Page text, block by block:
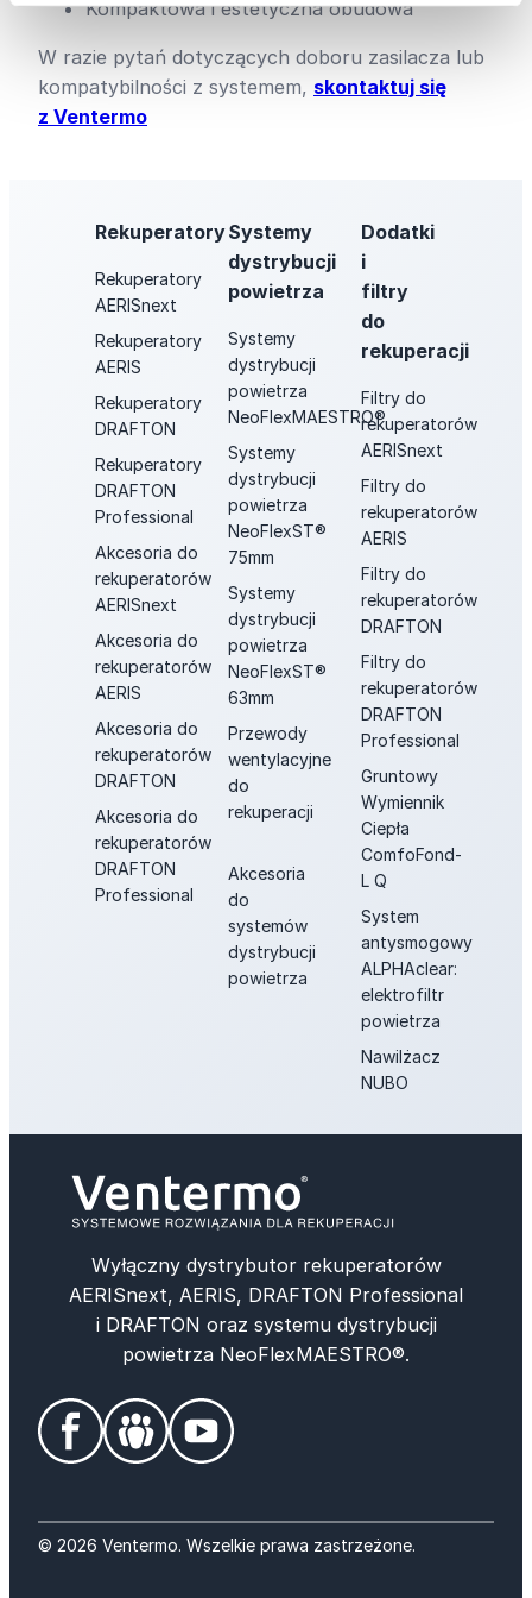
Kompaktowa i estetyczna obudowa
W razie pytań dotyczących doboru zasilacza lub
kompatybilności z systemem, skontaktuj się
z Ventermo
Rekuperatory
Rekuperatory
AERISnext
Rekuperatory
AERIS
Rekuperatory
DRAFTON
Rekuperatory
DRAFTON
Professional
Akcesoria do
rekuperatorów
AERISnext
Akcesoria do
rekuperatorów
AERIS
Akcesoria do
rekuperatorów
DRAFTON
Akcesoria do
rekuperatorów
DRAFTON
Professional
Systemy
dystrybucji
powietrza
Systemy
dystrybucji
powietrza
NeoFlexMAESTRO®
Systemy
dystrybucji
powietrza
NeoFlexST®
75mm
Systemy
dystrybucji
powietrza
NeoFlexST®
63mm
Przewody
wentylacyjne
do
rekuperacji
Akcesoria
do
systemów
dystrybucji
powietrza
Dodatki
i
filtry
do
rekuperacji
Filtry do
rekuperatorów
AERISnext
Filtry do
rekuperatorów
AERIS
Filtry do
rekuperatorów
DRAFTON
Filtry do
rekuperatorów
DRAFTON
Professional
Gruntowy
Wymiennik
Ciepła
ComfoFond-
L Q
System
antysmogowy
ALPHAclear:
elektrofiltr
powietrza
Nawilżacz
NUBO
Wyłączny dystrybutor rekuperatorów
AERISnext, AERIS, DRAFTON Professional
i DRAFTON oraz systemu dystrybucji
powietrza NeoFlexMAESTRO®.
© 2026 Ventermo. Wszelkie prawa zastrzeżone.